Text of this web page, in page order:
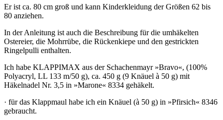
Er ist ca. 80 cm groß und kann Kinderkleidung der Größen 62 bis
80 anziehen.
In der Anleitung ist auch die Beschreibung für die umhäkelten
Ostereier, die Mohrrübe, die Rückenkiepe und den gestrickten
Ringelpulli enthalten.
Ich habe KLAPPIMAX aus der Schachenmayr »Bravo«, (100%
Polyacryl, LL 133 m/50 g), ca. 450 g (9 Knäuel à 50 g) mit
Häkelnadel Nr. 3,5 in »Marone« 8334 gehäkelt.
· für das Klappmaul habe ich ein Knäuel (à 50 g) in »Pfirsich« 8346
gebraucht.